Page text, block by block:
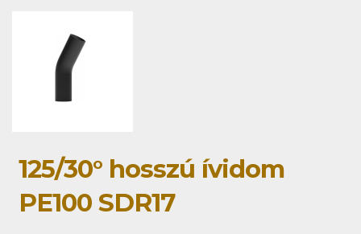
125/30° hosszú ívidom
PE100 SDR17